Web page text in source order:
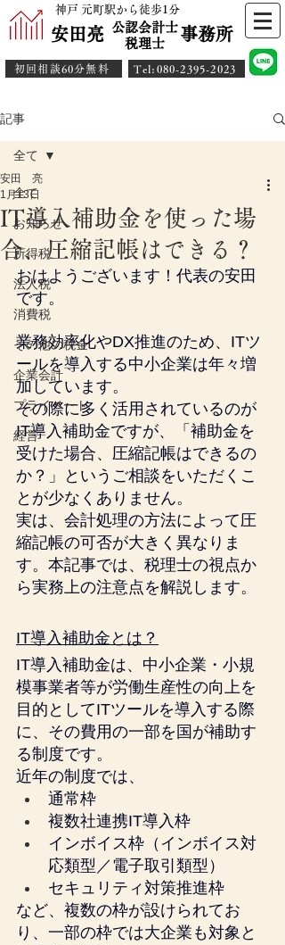
神戸 元町駅から徒歩1分
安田亮 事務所
公認会計士
​税理士
初回相談60分無料 ​Tel:080-2395-2023
記事
全て
お知らせ
所得税
法人税
消費税
その他の税金
企業会計
プライベート
経営
全て
IT導入補助金を使った場
合、圧縮記帳はできる？
安田 亮
1月13日
おはようございます！代表の安田
です。
業務効率化やDX推進のため、ITツ
ールを導入する中小企業は年々増
加しています。
その際に多く活用されているのが
IT導入補助金ですが、「補助金を
受けた場合、圧縮記帳はできるの
か？」というご相談をいただくこ
とが少なくありません。
実は、会計処理の方法によって圧
縮記帳の可否が大きく異なりま
す。本記事では、税理士の視点か
ら実務上の注意点を解説します。
IT導入補助金とは？
IT導入補助金は、中小企業・小規
模事業者等が労働生産性の向上を
目的としてITツールを導入する際
に、その費用の一部を国が補助す
る制度です。
近年の制度では、
通常枠
複数社連携IT導入枠
インボイス枠（インボイス対
応類型／電子取引類型）
セキュリティ対策推進枠
など、複数の枠が設けられてお
り、一部の枠では大企業も対象と